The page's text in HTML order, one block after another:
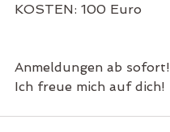
KOSTEN: 100 Euro
Anmeldungen ab sofort!
Ich freue mich auf dich!